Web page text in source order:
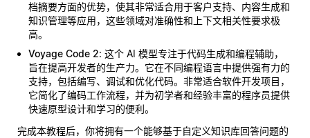
档摘要方面的优势，使其非常适合用于客户支持、内容生成和
知识管理等应用，这些领域对准确性和上下文相关性要求极
高。
Voyage Code 2: 这个 AI 模型专注于代码生成和编程辅助，
旨在提高开发者的生产力。它在不同编程语言中提供强有力的
支持，包括编写、调试和优化代码。非常适合软件开发项目，
它简化了编码工作流程，并为初学者和经验丰富的程序员提供
快速原型设计和学习的便利。
完成本教程后，你将拥有一个能够基于自定义知识库回答问题的